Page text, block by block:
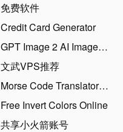
免费软件
Credit Card Generator
GPT Image 2 AI Image Generator
文武VPS推荐
Morse Code Translator Online
Free Invert Colors Online
共享小火箭账号